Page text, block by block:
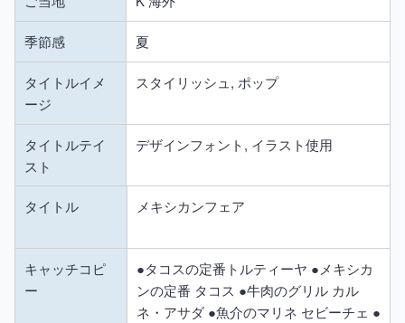
季節感 夏
タイトルイメ
ージ
スタイリッシュ, ポップ
タイトルテイ
スト
デザインフォント, イラスト使用
タイトル メキシカンフェア
キャッチコピ
ー
●タコスの定番トルティーヤ ●メキシカ
ンの定番 タコス ●牛肉のグリル カル
ネ・アサダ ●魚介のマリネ セビーチェ ●